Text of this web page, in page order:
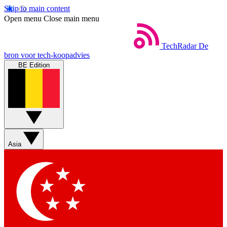
Skip to main content
Open menu Close main menu
TechRadar De
bron voor tech-koopadvies
BE Edition
Asia